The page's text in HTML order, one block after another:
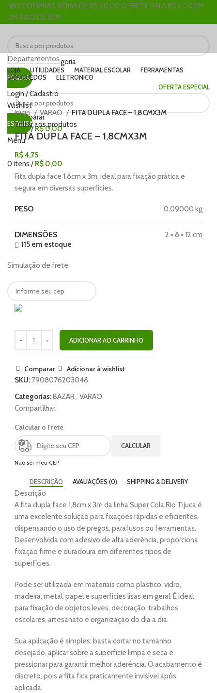
NAS COMPRAS ACIMA DE R$ 50,00 O FRETE SAI A R$ 5,00 EM
UM RAIO DE 5KM
Selecione a categoria
PESQUISAR
Login / Cadastro
Wishlist
Comparar
0itens/R$0,00
Menu
0 itens / R$ 0,00
Departamentos
LOJA UTILIDADES MATERIAL ESCOLAR
FERRAMENTAS
BRINQUEDOS
ELETRONICO
OFERTA ESPECIAL
PESQUISAR
Clique para ampliar
Início
VARAO
FITA DUPLA FACE – 1,8CMX3M
Voltar aos produtos
FITA DUPLA FACE – 1,8CMX3M
R$4,75
Fita dupla face 1,8cm x 3m, ideal para fixação prática e
segura em diversas superfícies.
PESO 0,09000 kg
DIMENSÕES
2 × 8 × 12 cm
115 em estoque
Simulação de frete
ADICIONAR AO CARRINHO
Comparar
Adicionar à wishlist
SKU: 7908076203048
Categorias:BAZAR, VARAO
Compartilhar:
Calcular o Frete
CALCULAR
Não sei meu CEP
DESCRIÇÃO AVALIAÇÕES (0) SHIPPING & DELIVERY
Descrição
A fita dupla face 1,8cm x 3m da linha Super Cola Rio Tijuca é
uma excelente solução para fixações rápidas e eficientes,
dispensando o uso de pregos, parafusos ou ferramentas.
Desenvolvida com adesivo de alta aderência, proporciona
fixação firme e duradoura em diferentes tipos de
superfícies.
Pode ser utilizada em materiais como plástico, vidro,
madeira, metal, papel e superfícies lisas em geral. É ideal
para fixação de objetos leves, decoração, trabalhos
escolares, artesanato e organização do dia a dia.
Sua aplicação é simples: basta cortar no tamanho
desejado, aplicar sobre a superfície limpa e seca e
pressionar para garantir melhor aderência. O acabamento é
discreto, pois a fita fica praticamente invisível após
aplicada.